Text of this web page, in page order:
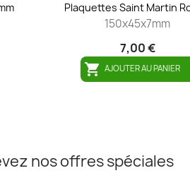
Plaquettes Saint Martin
150x45x7mm
7,00 €
 AJOUTER AU PANIER
nos offres spéciales